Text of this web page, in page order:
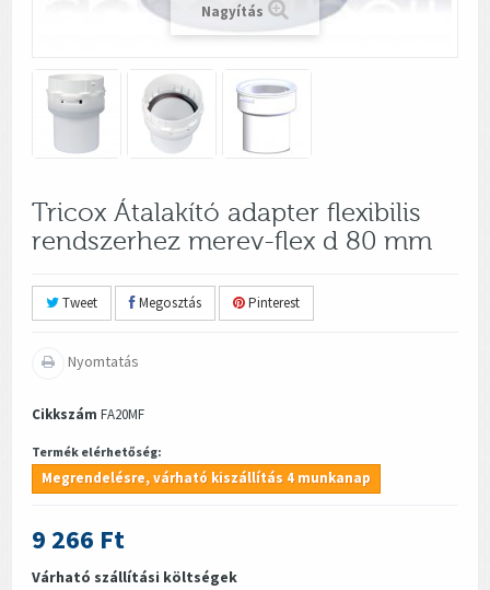
Nagyítás
Tricox Átalakító adapter flexibilis
rendszerhez merev-flex d 80 mm
Tweet Megosztás Pinterest
Nyomtatás
Cikkszám FA20MF
Termék elérhetőség:
Megrendelésre, várható kiszállítás 4 munkanap
9 266 Ft
Várható szállítási költségek